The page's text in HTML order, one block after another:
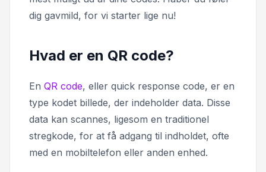
dig gavmild, for vi starter lige nu!
Hvad er en QR code?
En QR code, eller quick response code, er en
type kodet billede, der indeholder data. Disse
data kan scannes, ligesom en traditionel
stregkode, for at få adgang til indholdet, ofte
med en mobiltelefon eller anden enhed.